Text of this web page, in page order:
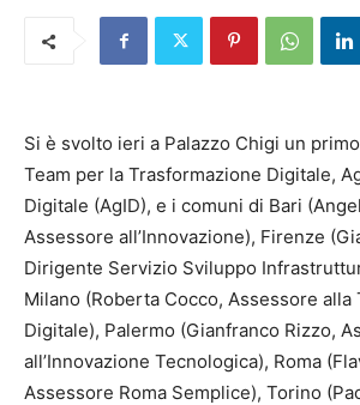
Si è svolto ieri a Palazzo Chigi un
Team per la Trasformazione Digitale,
Digitale (AgID), e i comuni di Bari
Assessore all’Innovazione), Firenze
Dirigente Servizio Sviluppo
Milano (Roberta Cocco, Assessore alla
Digitale), Palermo (Gianfranco Rizzo,
all’Innovazione Tecnologica), Roma
Assessore Roma Semplice), Torino